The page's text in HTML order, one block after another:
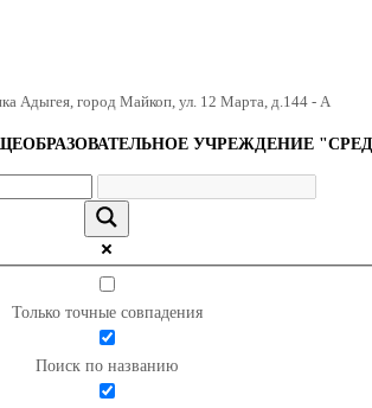
Адыгея, город Майкоп, ул. 12 Марта, д.144 - А
УЧРЕЖДЕНИЕ
Только точные совпадения
Поиск по названию